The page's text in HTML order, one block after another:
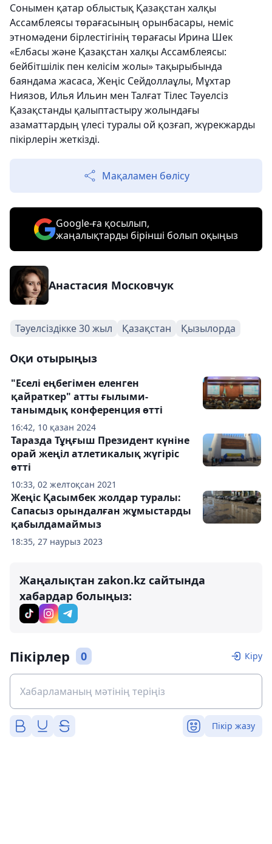
Сонымен қатар облыстық Қазақстан халқы
Ассамблеясы төрағасының орынбасары, неміс
этномәдени бірлестігінің төрағасы Ирина Шек
«Елбасы және Қазақстан халқы Ассамблеясы:
бейбітшілік пен келісім жолы» тақырыбында
баяндама жасаса, Жеңіс Сейдоллаұлы, Мұхтар
Ниязов, Илья Ильин мен Талғат Тілес Тәуелсіз
Қазақстанды қалыптастыру жолындағы
азаматтардың үлесі туралы ой қозғап, жүрекжарды
пікірлерін жеткізді.
Мақаламен бөлісу
Google-ға қосылып,
жаңалықтарды бірінші болып оқыңыз
Анастасия Московчук
Тәуелсіздікке 30 жыл Қазақстан Қызылорда
Оқи отырыңыз
16:42, 10 қазан 2024
"Еселі еңбегімен еленген
қайраткер" атты ғылыми-
танымдық конференция өтті
10:33, 02 желтоқсан 2021
Таразда Тұңғыш Президент күніне
орай жеңіл атлетикалық жүгіріс
өтті
18:35, 27 наурыз 2023
Жеңіс Қасымбек жолдар туралы:
Сапасыз орындалған жұмыстарды
қабылдамаймыз
Жаңалықтан zakon.kz сайтында
хабардар болыңыз:
Пікірлер 0 Кіру
Пікір жазу